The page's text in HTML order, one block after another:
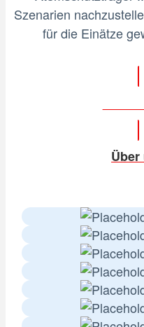
Szenarien
für die Einätze